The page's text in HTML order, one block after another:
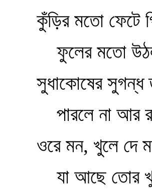
কুঁড়ির মতো ফেটে
ফুলের মতো
সুধাকোষের সুগন্ধ
পারলে না আর
ওরে মন, খুলে দে
যা আছে তোর